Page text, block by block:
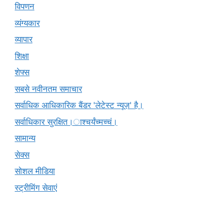
विपणन
व्यंग्यकार
व्यापार
शिक्षा
शेफ्स
सबसे नवीनतम समाचार
सर्वाधिक आधिकारिक बैंडर 'लेटेस्ट न्यूज़' है।
सर्वाधिकार सुरक्षित।ाश्चर्यंच्मच्चं।
सामान्य
सेक्स
सोशल मीडिया
स्ट्रीमिंग सेवाएं